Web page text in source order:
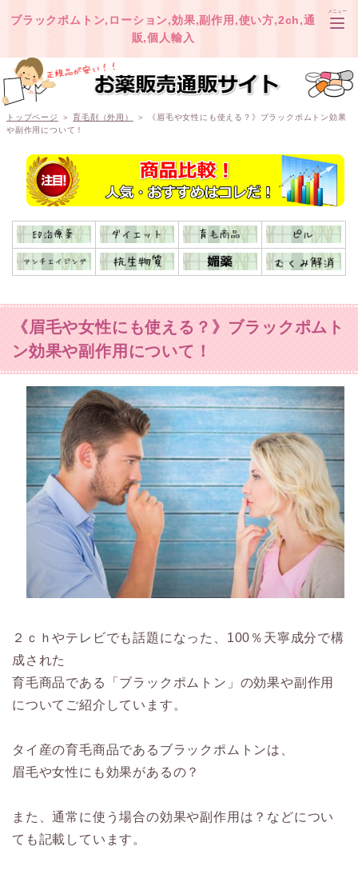
ブラックポムトン,ローション,効果,副作用,使い方,2ch,通
販,個人輸入
メニュー
TOP
オオサカ堂
ベストケンコー
トップページ ＞育毛剤（外用）
＞ 《眉毛や女性にも使える？》ブラックポムトン効果
や副作用について！
《眉毛や女性にも使える？》ブラックポムト
ン効果や副作用について！
２ｃｈやテレビでも話題になった、100％天寧成分で構
成された
育毛商品である「ブラックポムトン」の効果や副作用
についてご紹介しています。
タイ産の育毛商品であるブラックポムトンは、
眉毛や女性にも効果があるの？
また、通常に使う場合の効果や副作用は？などについ
ても記載しています。